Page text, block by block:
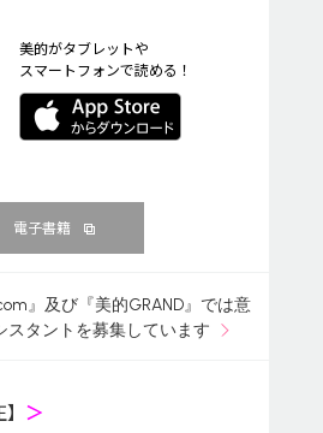
美的がタブレットや
スマートフォンで読める！
電子書籍
』及び『美的GRAND』では意
スタントを募集しています
＞